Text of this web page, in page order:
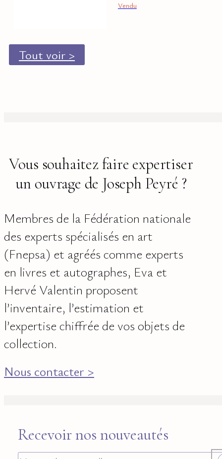
Vendu
Tout voir >
Vous souhaitez faire expertiser
un ouvrage de Joseph Peyré ?
Membres de la Fédération nationale
des experts spécialisés en art
(Fnepsa) et agréés comme experts
en livres et autographes, Eva et
Hervé Valentin proposent
l’inventaire, l’estimation et
l’expertise chiffrée de vos objets de
collection.
Nous contacter >
Recevoir nos nouveautés